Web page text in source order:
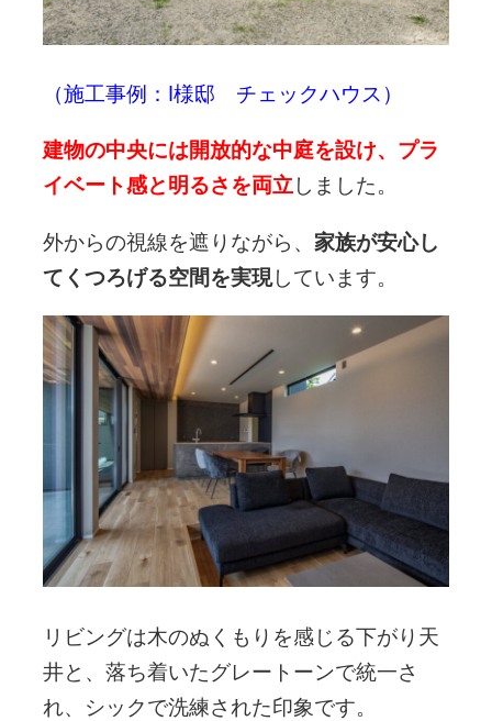
（施工事例： I様邸 チェックハウス ）
建物の中央には開放的な中庭を設け、プラ
イベート感と明るさを両立しました。
外からの視線を遮りながら、 家族が安心し
てくつろげる空間を実現しています。
リビングは木のぬくもりを感じる下がり天
井と、落ち着いたグレートーンで統一さ
れ、シックで洗練された印象です。